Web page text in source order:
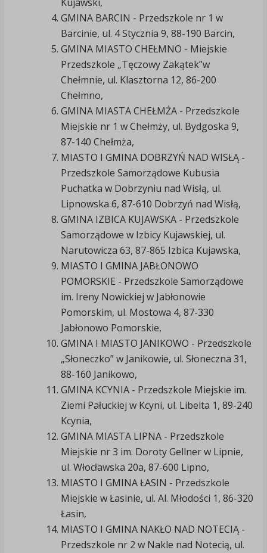
GMINA BARCIN - Przedszkole nr 1 w
Barcinie, ul. 4 Stycznia 9, 88-190 Barcin,
GMINA MIASTO CHEŁMNO - Miejskie
Przedszkole „Tęczowy Zakątek”w
Chełmnie, ul. Klasztorna 12, 86-200
Chełmno,
GMINA MIASTA CHEŁMŻA - Przedszkole
Miejskie nr 1 w Chełmży, ul. Bydgoska 9,
87-140 Chełmża,
MIASTO I GMINA DOBRZYŃ NAD WISŁĄ -
Przedszkole Samorządowe Kubusia
Puchatka w Dobrzyniu nad Wisłą, ul.
Lipnowska 6, 87-610 Dobrzyń nad Wisłą,
GMINA IZBICA KUJAWSKA - Przedszkole
Samorządowe w Izbicy Kujawskiej, ul.
Narutowicza 63, 87-865 Izbica Kujawska,
MIASTO I GMINA JABŁONOWO
POMORSKIE - Przedszkole Samorządowe
im. Ireny Nowickiej w Jabłonowie
Pomorskim, ul. Mostowa 4, 87-330
Jabłonowo Pomorskie,
GMINA I MIASTO JANIKOWO - Przedszkole
„Słoneczko” w Janikowie, ul. Słoneczna 31,
88-160 Janikowo,
GMINA KCYNIA - Przedszkole Miejskie im.
Ziemi Pałuckiej w Kcyni, ul. Libelta 1, 89-240
Kcynia,
GMINA MIASTA LIPNA - Przedszkole
Miejskie nr 3 im. Doroty Gellner w Lipnie,
ul. Włocławska 20a, 87-600 Lipno,
MIASTO I GMINA ŁASIN - Przedszkole
Miejskie w Łasinie, ul. Al. Młodości 1, 86-320
Łasin,
MIASTO I GMINA NAKŁO NAD NOTECIĄ -
Przedszkole nr 2 w Nakle nad Notecią, ul.